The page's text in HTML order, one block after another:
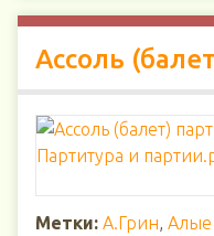
Ассоль
Метки: А.Грин, Алые